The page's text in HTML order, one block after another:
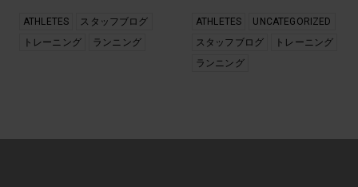
ATHLETES
スタッフブログ
トレーニング
ランニング
ATHLETES
UNCATEGORIZED
スタッフブログ
トレーニング
ランニング